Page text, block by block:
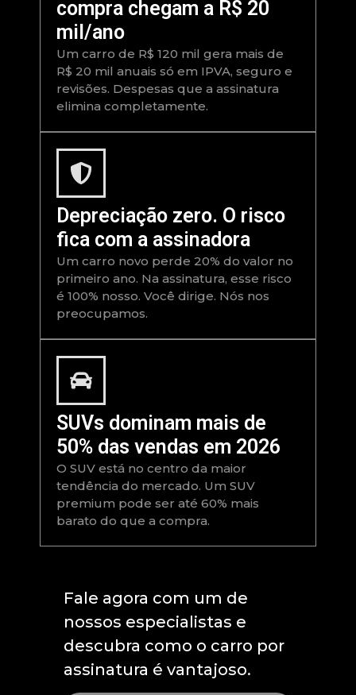
compra chegam a R$ 20
mil/ano
Um carro de R$ 120 mil gera mais de
R$ 20 mil anuais só em IPVA, seguro e
revisões. Despesas que a assinatura
elimina completamente.
Depreciação zero. O risco
fica com a assinadora
Um carro novo perde 20% do valor no
primeiro ano. Na assinatura, esse risco
é 100% nosso. Você dirige. Nós nos
preocupamos.
SUVs dominam mais de
50% das vendas em 2026
O SUV está no centro da maior
tendência do mercado. Um SUV
premium pode ser até 60% mais
barato do que a compra.
Fale agora com um de
nossos especialistas e
descubra como o carro por
assinatura é vantajoso.